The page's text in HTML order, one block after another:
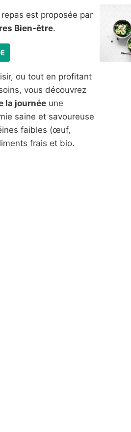
est proposée par
Bien-être.
ou tout en profitant
vous découvrez
la journéeune
saine et savoureuse
faibles (œuf,
frais et bio.